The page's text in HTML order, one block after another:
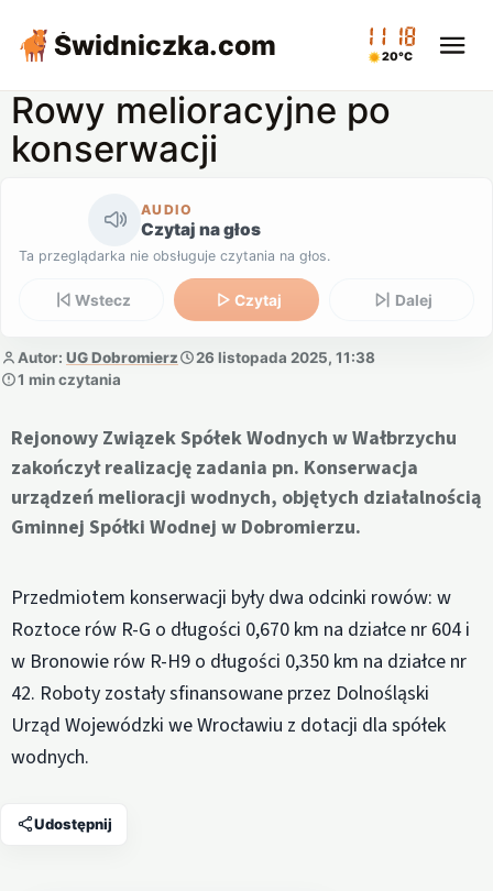
Świdniczka.com 11:18
20°C
Rowy melioracyjne po
konserwacji
AUDIO
Czytaj na głos
Ta przeglądarka nie obsługuje czytania na głos.
Wstecz Czytaj Dalej
Autor: UG Dobromierz
26 listopada 2025, 11:38
1 min czytania
Rejonowy Związek Spółek Wodnych w Wałbrzychu
zakończył realizację zadania pn. Konserwacja
urządzeń melioracji wodnych, objętych działalnością
Gminnej Spółki Wodnej w Dobromierzu.
Przedmiotem konserwacji były dwa odcinki rowów: w
Roztoce rów R-G o długości 0,670 km na działce nr 604 i
w Bronowie rów R-H9 o długości 0,350 km na działce nr
42. Roboty zostały sfinansowane przez Dolnośląski
Urząd Wojewódzki we Wrocławiu z dotacji dla spółek
wodnych.
Udostępnij